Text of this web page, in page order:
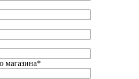
магазина*